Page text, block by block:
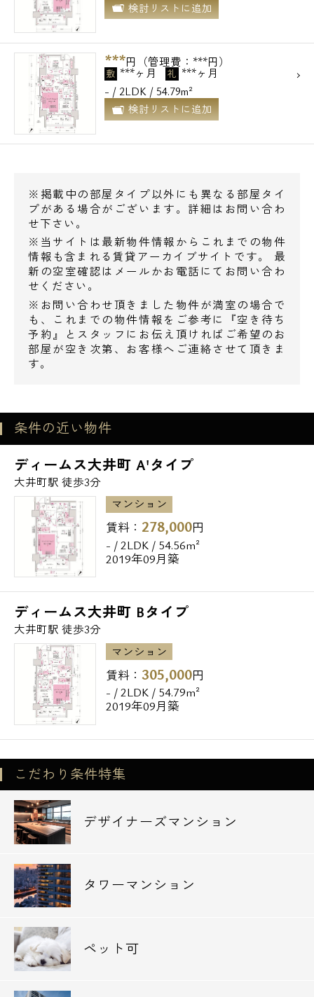
検討リストに追加
***円（管理費：***円）
敷 ***ヶ月 礼 ***ヶ月
- / 2LDK / 54.79m²
検討リストに追加
※掲載中の部屋タイプ以外にも異なる部屋タイ
プがある場合がございます。詳細はお問い合わ
せ下さい。
※当サイトは最新物件情報からこれまでの物件
情報も含まれる賃貸アーカイブサイトです。 最
新の空室確認はメールかお電話にてお問い合わ
せください。
※お問い合わせ頂きました物件が満室の場合で
も、これまでの物件情報をご参考に『空き待ち
予約』とスタッフにお伝え頂ければご希望のお
部屋が空き次第、お客様へご連絡させて頂きま
す。
条件の近い物件
ディームス大井町 A'タイプ
大井町駅 徒歩3分
マンション
賃料： 278,000円
- / 2LDK / 54.56m²
2019年09月築
ディームス大井町 Bタイプ
大井町駅 徒歩3分
マンション
賃料： 305,000円
- / 2LDK / 54.79m²
2019年09月築
こだわり条件特集
デザイナーズマンション
タワーマンション
ペット可
メールでお問い合わせ
お問い合わせ